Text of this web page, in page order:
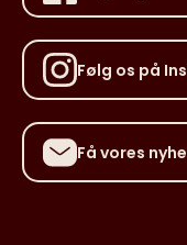
Følg os på
Få vores